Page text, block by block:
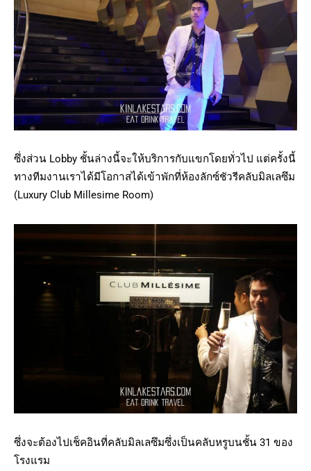
ซึ่งส่วน Lobby ชั้นล่างนี้จะให้บริการกับแขกโดยทั่วไป แต่ครั้งนี้
ทางทีมงานเราได้มีโอกาสได้เข้าพักที่ห้องลักซ์ชัวรีคลับมิลเลซึม
(Luxury Club Millesime Room)
ซึ่งจะต้องไปเช็คอินที่คลับมิลเลซึมซึ่งเป็นคลับหรูบนชั้น 31 ของ
โรงแรม